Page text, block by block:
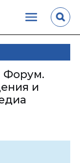
Форум.
и